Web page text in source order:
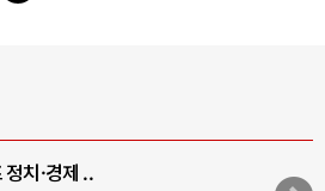
벌 토큰 시..